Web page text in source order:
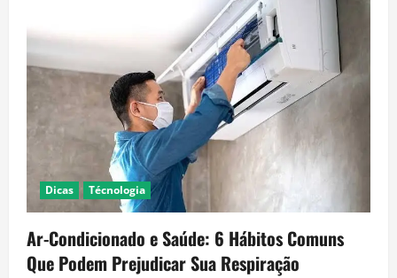
Dicas Técnologia
Ar-Condicionado e Saúde: 6 Hábitos Comuns
Que Podem Prejudicar Sua Respiração